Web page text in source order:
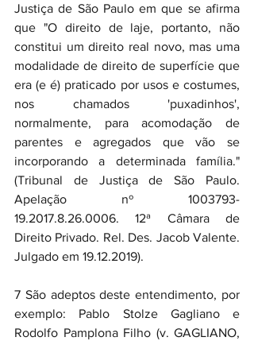
Justiça de São Paulo em que se afirma
que "O direito de laje, portanto, não
constitui um direito real novo, mas uma
modalidade de direito de superfície que
era (e é) praticado por usos e costumes,
nos chamados 'puxadinhos',
normalmente, para acomodação de
parentes e agregados que vão se
incorporando a determinada família."
(Tribunal de Justiça de São Paulo.
Apelação nº 1003793-
19.2017.8.26.0006. 12ª Câmara de
Direito Privado. Rel. Des. Jacob Valente.
Julgado em 19.12.2019).
7 São adeptos deste entendimento, por
exemplo: Pablo Stolze Gagliano e
Rodolfo Pamplona Filho (v. GAGLIANO,